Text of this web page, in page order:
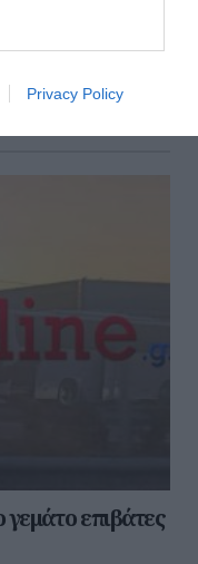
Privacy Policy
η 46χρονη που
επιβάτες